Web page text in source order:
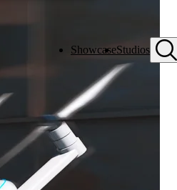
ShowcaseStudios